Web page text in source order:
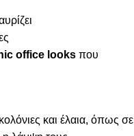
office looks που
και έλαια, όπως σε